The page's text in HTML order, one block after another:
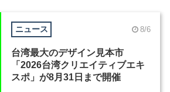
ニュース 8/6
台湾最大のデザイン見本市
「2026台湾クリエイティブエキ
スポ」が8月31日まで開催